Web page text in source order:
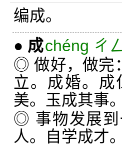
编成。
● 成chéng ㄔ
◎ 做好，做完
立。成婚。
美。玉成其事。
◎ 事物发展到
人。自学成才